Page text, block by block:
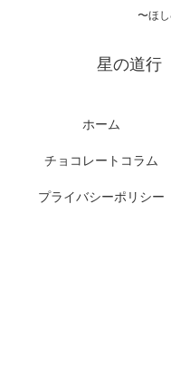
〜ほ
星の道行
ホーム
チョコレートコラム
プライバシーポリシー